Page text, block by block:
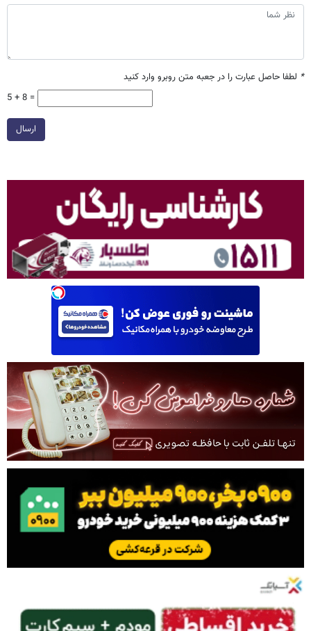
* لطفا حاصل عبارت را در جعبه متن روبرو وارد کنید
5 + 8 =
ارسال